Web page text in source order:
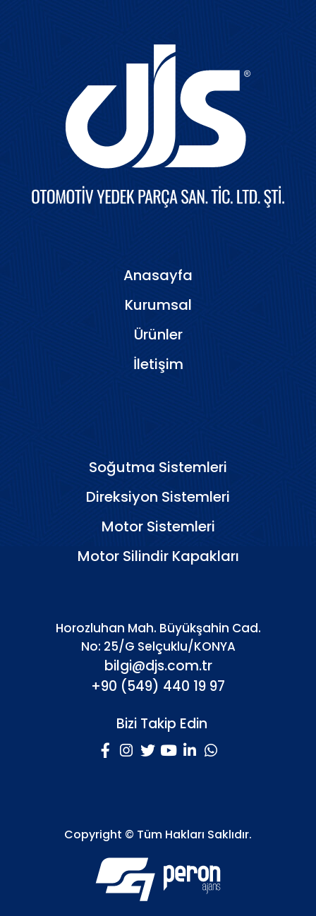
Anasayfa
Kurumsal
Ürünler
İletişim
Soğutma Sistemleri
Direksiyon Sistemleri
Motor Sistemleri
Motor Silindir Kapakları
Horozluhan Mah. Büyükşahin Cad.
No: 25/G Selçuklu/KONYA
bilgi@djs.com.tr
+90 (549) 440 19 97
Bizi Takip Edin
Copyright © Tüm Hakları Saklıdır.